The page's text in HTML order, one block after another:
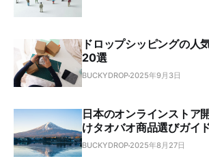
ドロップシッピングの人
20選
BUCKYDROP 2025年9月3日
日本のオンラインストア
けタオバオ商品選びガイ
BUCKYDROP 2025年8月27日